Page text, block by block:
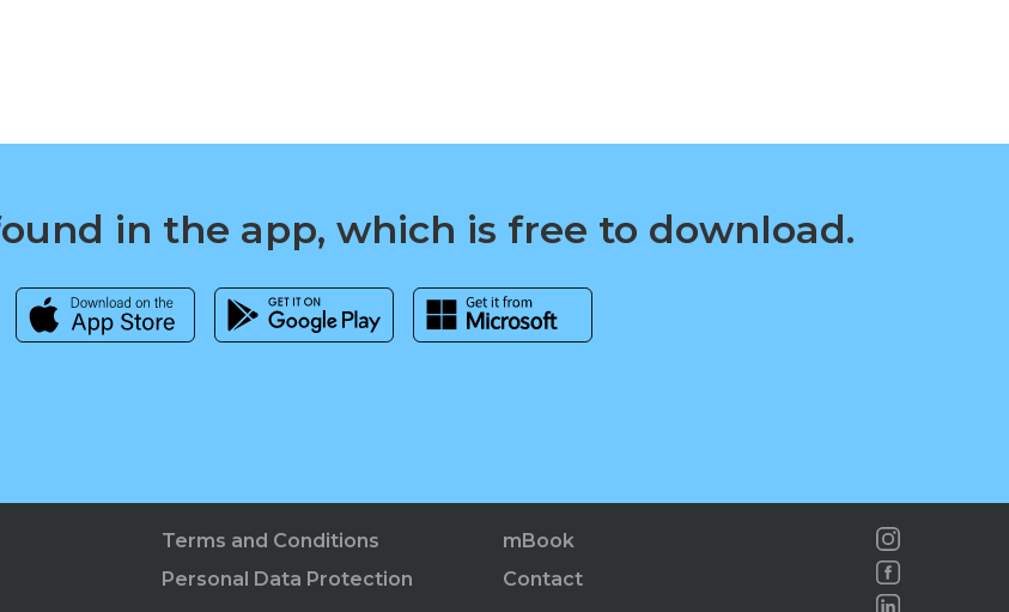
in the app, which is free to download.
Terms and Conditions
Personal Data Protection
mBook
Contact